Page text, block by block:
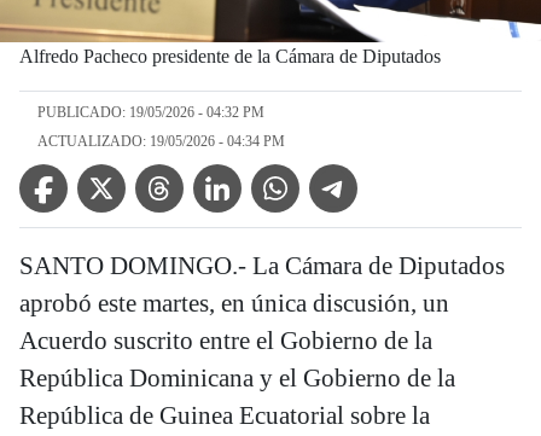
Alfredo Pacheco presidente de la Cámara de Diputados
PUBLICADO: 19/05/2026 - 04:32 PM
ACTUALIZADO: 19/05/2026 - 04:34 PM
Facebook IconTwitter IconThreads IconLinkedin IconWhatsApp IconTelegram Icon
SANTO DOMINGO.- La Cámara de Diputados
aprobó este martes, en única discusión, un
Acuerdo suscrito entre el Gobierno de la
República Dominicana y el Gobierno de la
República de Guinea Ecuatorial sobre la